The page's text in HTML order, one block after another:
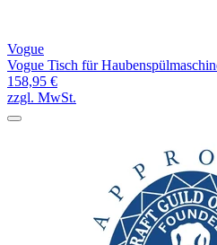
Vogue
Vogue Tisch für
158,95 €
zzgl. MwSt.